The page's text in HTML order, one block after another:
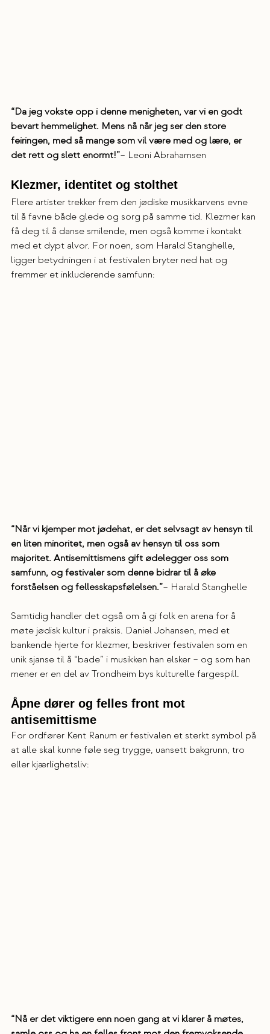
“Da jeg vokste opp i denne menigheten, var vi en godt
bevart hemmelighet. Mens nå når jeg ser den store
feiringen, med så mange som vil være med og lære, er
det rett og slett enormt!”– Leoni Abrahamsen
Klezmer, identitet og stolthet
Flere artister trekker frem den jødiske musikkarvens evne
til å favne både glede og sorg på samme tid. Klezmer kan
få deg til å danse smilende, men også komme i kontakt
med et dypt alvor. For noen, som Harald Stanghelle,
ligger betydningen i at festivalen bryter ned hat og
fremmer et inkluderende samfunn:
“Når vi kjemper mot jødehat, er det selvsagt av hensyn til
en liten minoritet, men også av hensyn til oss som
majoritet. Antisemittismens gift ødelegger oss som
samfunn, og festivaler som denne bidrar til å øke
forståelsen og fellesskapsfølelsen.”– Harald Stanghelle
Samtidig handler det også om å gi folk en arena for å
møte jødisk kultur i praksis. Daniel Johansen, med et
bankende hjerte for klezmer, beskriver festivalen som en
unik sjanse til å “bade” i musikken han elsker – og som han
mener er en del av Trondheim bys kulturelle fargespill.
Åpne dører og felles front mot
antisemittisme
For ordfører Kent Ranum er festivalen et sterkt symbol på
at alle skal kunne føle seg trygge, uansett bakgrunn, tro
eller kjærlighetsliv:
“Nå er det viktigere enn noen gang at vi klarer å møtes,